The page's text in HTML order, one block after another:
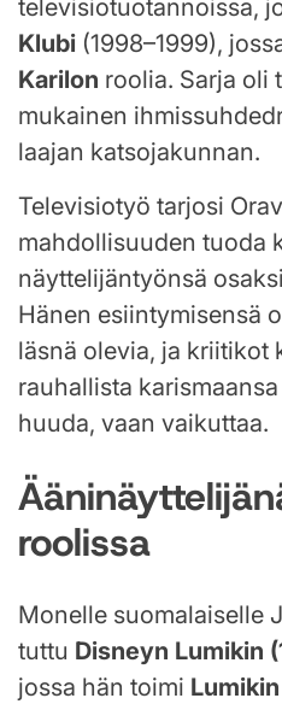
televisiotuotannoissa,
Klubi (1998–1999),
Karilon roolia. Sarja oli
mukainen
laajan katsojakunnan.
Televisiotyö tarjosi
mahdollisuuden tuoda
näyttelijäntyönsä
Hänen esiintymisensä
läsnä olevia, ja kriitikot
rauhallista
huuda, vaan vaikuttaa.
roolissa
Monelle suomalaiselle
tuttu Disneyn Lumikin
jossa hän toimi